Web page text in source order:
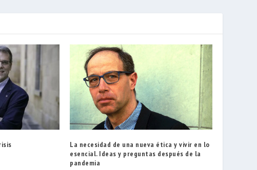
La necesidad de una nueva ética y vivir en lo
esencial. Ideas y preguntas después de la
pandemia